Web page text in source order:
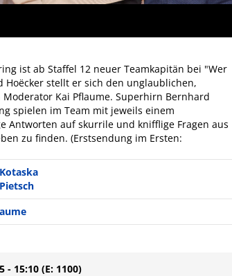
ist ab Staffel 12 neuer Teamkapitän bei "Wer
Hoëcker stellt er sich den unglaublichen,
Kai Pflaume. Superhirn Bernhard
spielen im Team mit jeweils einem
Antworten auf skurrile und knifflige Fragen aus
zu finden. (Erstsendung im Ersten:
- 15:10 (E: 1100)